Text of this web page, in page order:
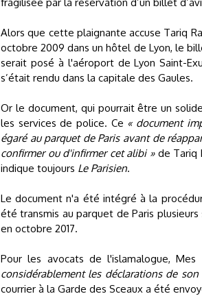
Alors que cette plaignante accuse Tariq
octobre 2009 dans un hôtel de Lyon, le
serait posé à l'aéroport de Lyon Saint-
s’était rendu dans la capitale des Gaules.
Or le document, qui pourrait être un
les services de police. Ce « document
égaré au parquet de Paris avant de
confirmer ou d'infirmer cet alibi »de Tariq
indique toujours Le Parisien.
Le document n'a été intégré à la
été transmis au parquet de Paris
en octobre 2017.
Pour les avocats de l'islamalogue, Mes
considérablement les déclarations de
courrier à la Garde des Sceaux a été